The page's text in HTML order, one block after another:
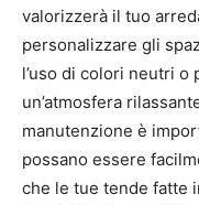
valorizzerà il tuo
personalizzare gli
l’uso di colori neutri o
un’atmosfera
manutenzione è
possano essere
che le tue tende fatte